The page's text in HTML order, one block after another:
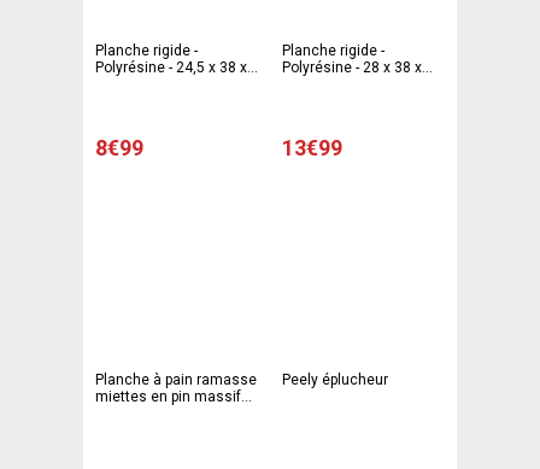
Planche rigide -
Polyrésine - 24,5 x 38 x
8€99
Planche rigide -
Polyrésine - 28 x 38 x
13€99
Planche à pain ramasse
miettes en pin massif
Peely éplucheur